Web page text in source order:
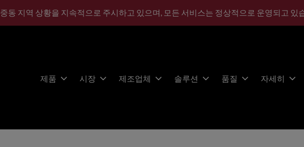
중동 지역 상황을 지속적으로 주시하고 있으며, 모든 서비스는 정상적으로 운영되고 있
제품 시장 제조업체 솔루션 품질 자세히